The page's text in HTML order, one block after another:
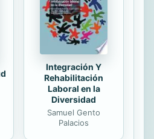
Integración Y
Rehabilitación
Laboral en la
Diversidad
Samuel Gento
Palacios